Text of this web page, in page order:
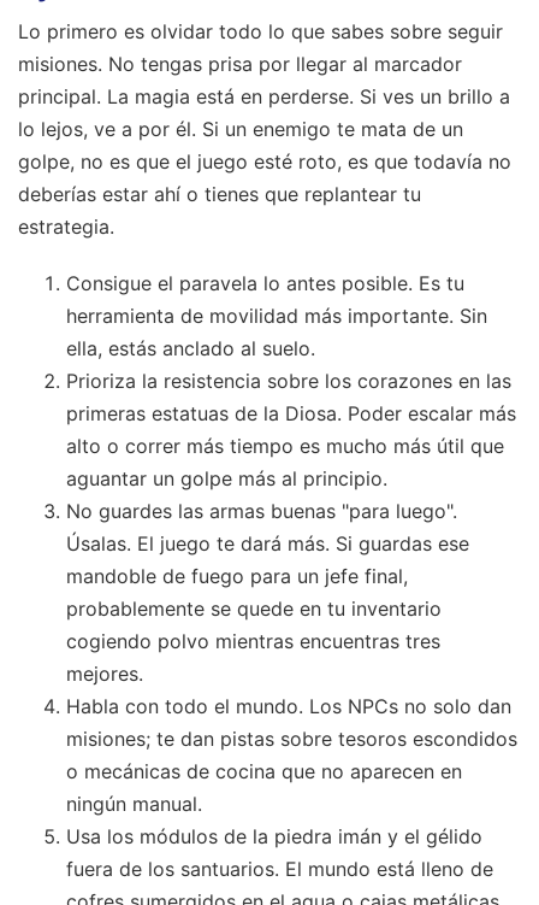
Lo primero es olvidar todo lo que sabes sobre seguir
misiones. No tengas prisa por llegar al marcador
principal. La magia está en perderse. Si ves un brillo a
lo lejos, ve a por él. Si un enemigo te mata de un
golpe, no es que el juego esté roto, es que todavía no
deberías estar ahí o tienes que replantear tu
estrategia.
Consigue el paravela lo antes posible. Es tu
herramienta de movilidad más importante. Sin
ella, estás anclado al suelo.
Prioriza la resistencia sobre los corazones en las
primeras estatuas de la Diosa. Poder escalar más
alto o correr más tiempo es mucho más útil que
aguantar un golpe más al principio.
No guardes las armas buenas "para luego".
Úsalas. El juego te dará más. Si guardas ese
mandoble de fuego para un jefe final,
probablemente se quede en tu inventario
cogiendo polvo mientras encuentras tres
mejores.
Habla con todo el mundo. Los NPCs no solo dan
misiones; te dan pistas sobre tesoros escondidos
o mecánicas de cocina que no aparecen en
ningún manual.
Usa los módulos de la piedra imán y el gélido
fuera de los santuarios. El mundo está lleno de